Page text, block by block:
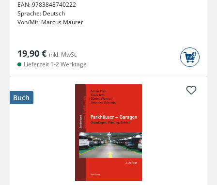
EAN:9783848740222
Sprache: Deutsch
Von/Mit: Marcus Maurer
19,90 € inkl. MwSt.
Lieferzeit 1-2 Werktage
Buch